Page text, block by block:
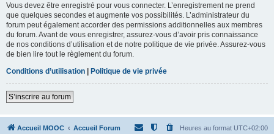
Vous devez être enregistré pour vous connecter. L’enregistrement ne prend
que quelques secondes et augmente vos possibilités. L’administrateur du
forum peut également accorder des permissions additionnelles aux membres
du forum. Avant de vous enregistrer, assurez-vous d’avoir pris connaissance
de nos conditions d’utilisation et de notre politique de vie privée. Assurez-vous
de bien lire tout le règlement du forum.
Conditions d’utilisation | Politique de vie privée
S’inscrire au forum
Accueil MOOC Accueil Forum Heures au format UTC+02:00